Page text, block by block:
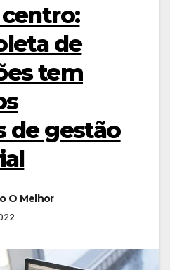
de
tem
de gestão
O Melhor